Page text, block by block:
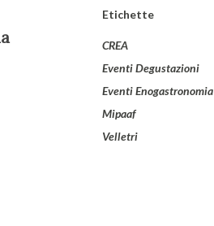
Etichette
CREA
Eventi Degustazioni
Eventi Enogastronomia
Mipaaf
Velletri